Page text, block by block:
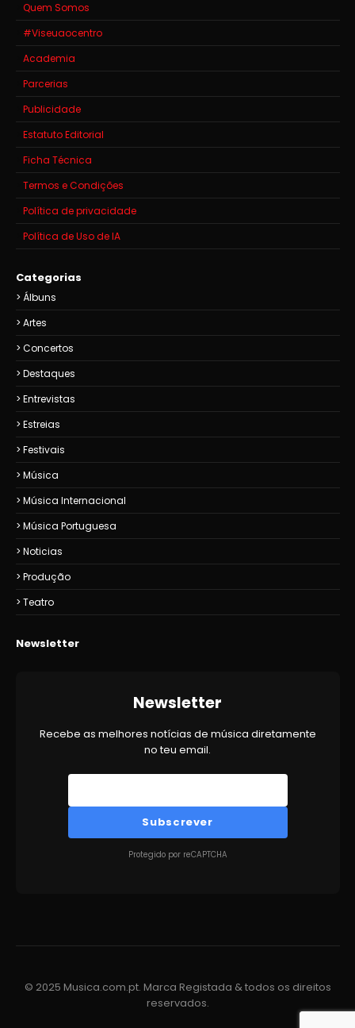
Quem Somos
#Viseuaocentro
Academia
Parcerias
Publicidade
Estatuto Editorial
Ficha Técnica
Termos e Condições
Política de privacidade
Política de Uso de IA
Categorias
Álbuns
Artes
Concertos
Destaques
Entrevistas
Estreias
Festivais
Música
Música Internacional
Música Portuguesa
Noticias
Produção
Teatro
Newsletter
Newsletter
Recebe as melhores notícias de música diretamente
no teu email.
Subscrever
Protegido por reCAPTCHA
© 2025 Musica.com.pt. Marca Registada & todos os direitos
reservados.